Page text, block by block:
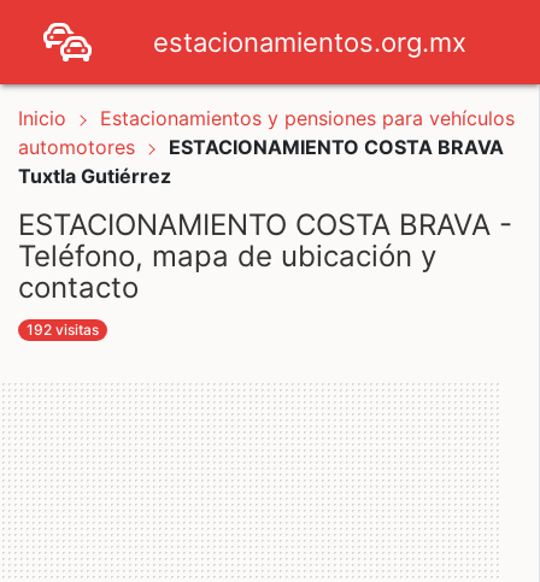
estacionamientos.org.mx
Inicio
Estacionamientos y pensiones para vehículos
automotores
ESTACIONAMIENTO COSTA BRAVA
Tuxtla Gutiérrez
ESTACIONAMIENTO COSTA BRAVA -
Teléfono, mapa de ubicación y
contacto
192 visitas